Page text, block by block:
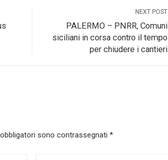
NEXT POST
PALERMO – PNRR, Comuni
siciliani in corsa contro il tempo
per chiudere i cantieri
obbligatori sono contrassegnati *